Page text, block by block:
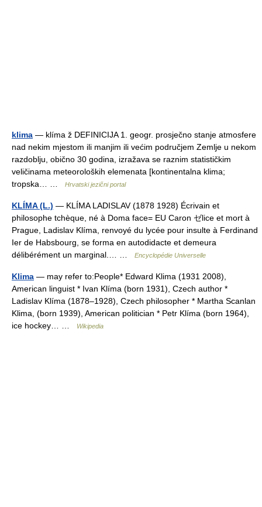
klima — klíma ž DEFINICIJA 1. geogr. prosječno stanje atmosfere
nad nekim mjestom ili manjim ili većim područjem Zemlje u nekom
razdoblju, obično 30 godina, izražava se raznim statističkim
veličinama meteoroloških elemenata [kontinentalna klima;
tropska… …
Hrvatski jezični portal
KLÍMA (L.) — KLÍMA LADISLAV (1878 1928) Écrivain et
philosophe tchèque, né à Doma face= EU Caron ゼlice et mort à
Prague, Ladislav Klíma, renvoyé du lycée pour insulte à Ferdinand
Ier de Habsbourg, se forma en autodidacte et demeura
délibérément un marginal.… …
Encyclopédie Universelle
Klima — may refer to:People* Edward Klima (1931 2008),
American linguist * Ivan Klíma (born 1931), Czech author *
Ladislav Klíma (1878–1928), Czech philosopher * Martha Scanlan
Klima, (born 1939), American politician * Petr Klíma (born 1964),
ice hockey… …
Wikipedia